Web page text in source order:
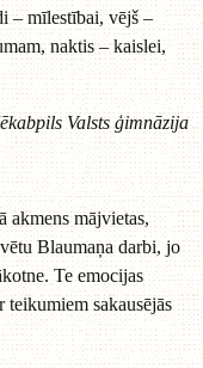
– mīlestībai, vējš –
naktis – kaislei,
Valsts ģimnāzija
akmens mājvietas,
Blaumaņa darbi, jo
Te emocijas
teikumiem sakausējās